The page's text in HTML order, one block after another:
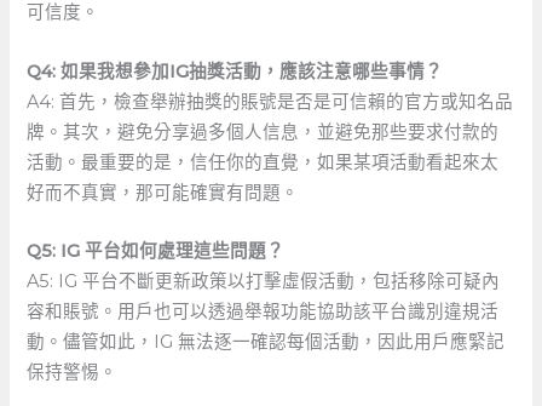
可信度。
Q4: 如果我想參加IG抽獎活動，應該注意哪些事情？
A4: 首先，檢查舉辦抽獎的賬號是否是可信賴的官方或知名品
牌。其次，避免分享過多個人信息，並避免那些要求付款的
活動。最重要的是，信任你的直覺，如果某項活動看起來太
好而不真實，那可能確實有問題。
Q5: IG ‌平台如何處理這些問題？
A5:⁤ IG 平台不斷更新政策以打擊虛假活動，包括移除可疑內
容和賬號。用戶也可以透過舉報功能協助該平台識別違規活
動。儘管如此，IG 無法逐一確認每個活動，因此用戶應緊記
保持警惕。